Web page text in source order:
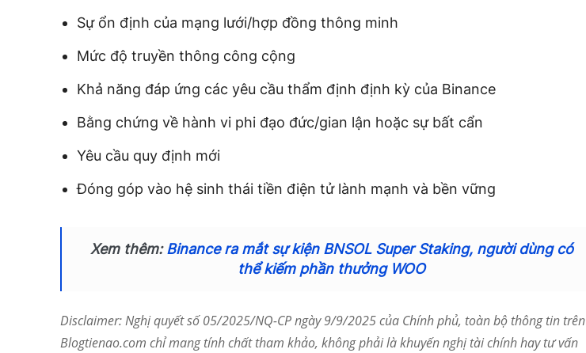
Sự ổn định của mạng lưới/hợp đồng thông minh
Mức độ truyền thông công cộng
Khả năng đáp ứng các yêu cầu thẩm định định kỳ của Binance
Bằng chứng về hành vi phi đạo đức/gian lận hoặc sự bất cẩn
Yêu cầu quy định mới
Đóng góp vào hệ sinh thái tiền điện tử lành mạnh và bền vững
Xem thêm:Binance ra mắt sự kiện BNSOL Super Staking, người dùng có
thể kiếm phần thưởng WOO
Disclaimer: Nghị quyết số 05/2025/NQ-CP ngày 9/9/2025 của Chính phủ, toàn bộ thông tin trên
Blogtienao.com chỉ mang tính chất tham khảo, không phải là khuyến nghị tài chính hay tư vấn